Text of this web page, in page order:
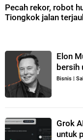
Pecah rekor, robot
Tiongkok jalan
Elon
bersih
Bisnis |
Grok
untuk